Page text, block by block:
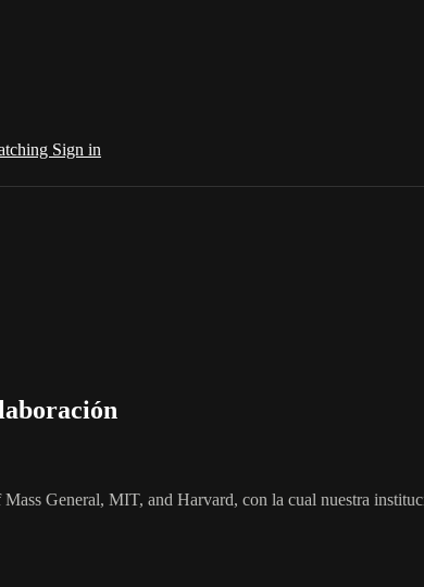
Sign in
General, MIT, and Harvard, con la cual nuestra